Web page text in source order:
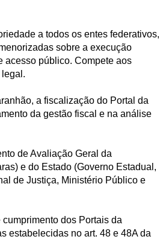
a todos os entes federativos,
sobre a execução
acesso público. Compete aos
a fiscalização do Portal da
da gestão fiscal e na análise
de Avaliação Geral da
e do Estado (Governo Estadual,
de Justiça, Ministério Público e
dos Portais da
estabelecidas no art. 48 e 48A da